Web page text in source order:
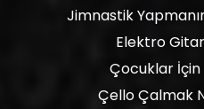
Jimnastik
Elektro
Çocuklar
Çello Çalmak